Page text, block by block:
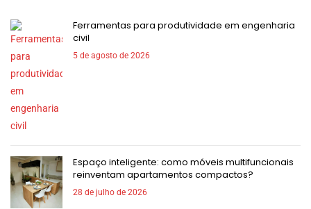
Ferramentas para produtividade em engenharia
civil
5 de agosto de 2026
Espaço inteligente: como móveis multifuncionais
reinventam apartamentos compactos?
28 de julho de 2026